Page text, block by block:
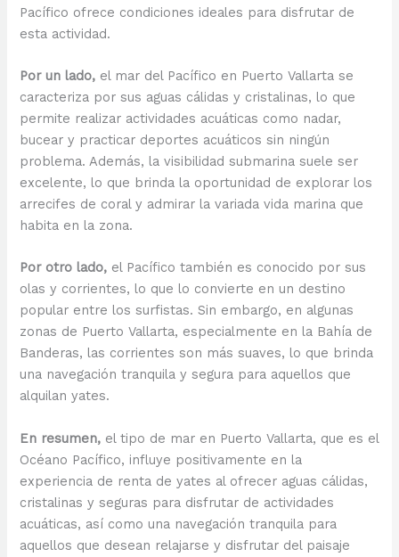
Pacífico ofrece condiciones ideales para disfrutar de
esta actividad.
Por un lado, el mar del Pacífico en Puerto Vallarta se
caracteriza por sus aguas cálidas y cristalinas, lo que
permite realizar actividades acuáticas como nadar,
bucear y practicar deportes acuáticos sin ningún
problema. Además, la visibilidad submarina suele ser
excelente, lo que brinda la oportunidad de explorar los
arrecifes de coral y admirar la variada vida marina que
habita en la zona.
Por otro lado, el Pacífico también es conocido por sus
olas y corrientes, lo que lo convierte en un destino
popular entre los surfistas. Sin embargo, en algunas
zonas de Puerto Vallarta, especialmente en la Bahía de
Banderas, las corrientes son más suaves, lo que brinda
una navegación tranquila y segura para aquellos que
alquilan yates.
En resumen, el tipo de mar en Puerto Vallarta, que es el
Océano Pacífico, influye positivamente en la
experiencia de renta de yates al ofrecer aguas cálidas,
cristalinas y seguras para disfrutar de actividades
acuáticas, así como una navegación tranquila para
aquellos que desean relajarse y disfrutar del paisaje